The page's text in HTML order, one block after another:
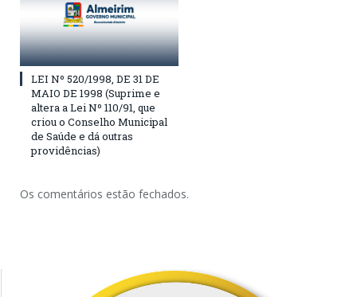
LEI Nº 520/1998, DE 31 DE
MAIO DE 1998 (Suprime e
altera a Lei Nº 110/91, que
criou o Conselho Municipal
de Saúde e dá outras
providências)
Os comentários estão fechados.